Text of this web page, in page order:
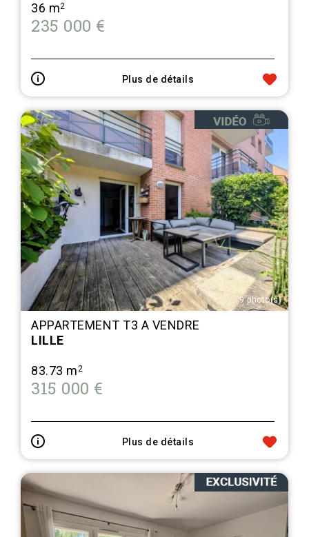
36 m2
235 000 €
Plus de détails
9 photo(s)
APPARTEMENT T3 A VENDRE
LILLE
83.73 m2
315 000 €
Plus de détails